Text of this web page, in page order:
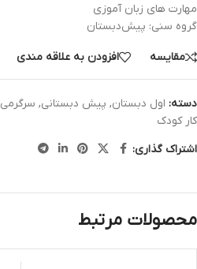
مهارت های زبان آموزی
گروه سنی: پيش‌دبستان
مقایسه افزودن به علاقه مندی
دسته: اول دبستان, پیش دبستانی, سرگرمی
کار کودک
اشتراک گذاری:
محصولات مرتبط